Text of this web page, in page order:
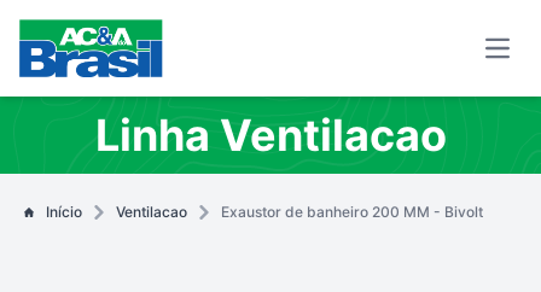
Linha Ventilacao
Início Ventilacao Exaustor de banheiro 200 MM - Bivolt